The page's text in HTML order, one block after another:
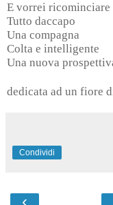
E vorrei ricominciare
Tutto daccapo
Una compagna
Colta e intelligente
Una nuova
dedicata ad un fiore
Condividi